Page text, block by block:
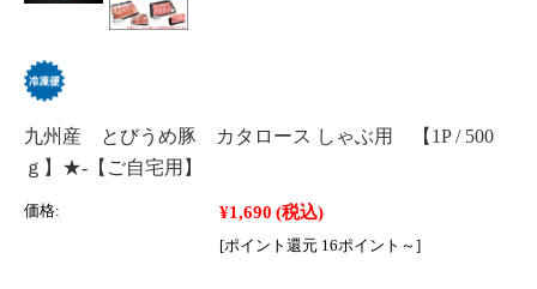
九州産 とびうめ豚 カタロース しゃぶ用 【1P / 500
ｇ】★‐【ご自宅用】
価格: ¥1,690 (税込)
[ポイント還元 16ポイント～]